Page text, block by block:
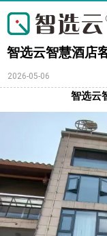
智选云智慧酒店
2026-05-06
智选云